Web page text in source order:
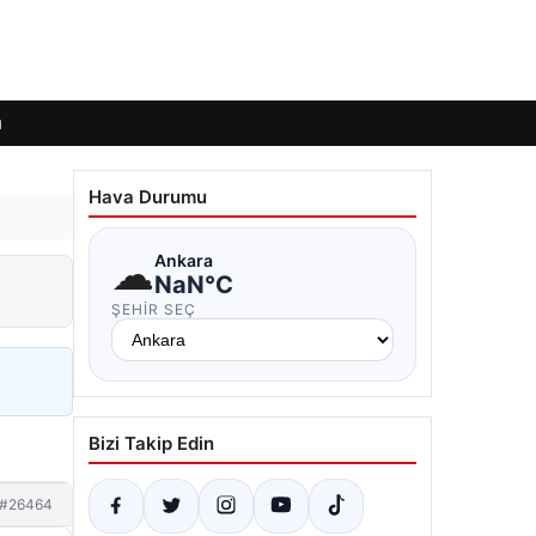
#26464
Hava Durumu
☁Ankara
NaN°C
ŞEHIR SEÇ
Bizi Takip Edin